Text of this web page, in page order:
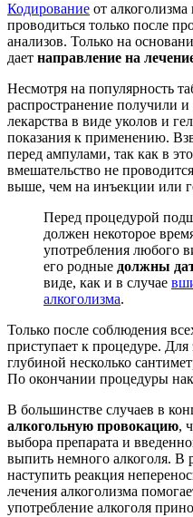
Кодирование от
проводиться только после
анализов. Только на
дает направление на
Несмотря на популярность
распространение получили
лекарства в виде уколов и
показания к применению.
перед ампулами, так как в
вмешательство не
выше, чем на инъекции или
Перед процедурой
должен некоторое
употребления любого
его родные должны
виде, как и в случае
алкоголизма.
Только после соблюдения
приступает к процедуре. Для
глубиной несколько
По окончании процедуры
В большинстве случаев в
алкогольную провокацию,
выбора препарата и
выпить немного алкоголя. В
наступить реакция
лечения алкоголизма
употребление алкоголя